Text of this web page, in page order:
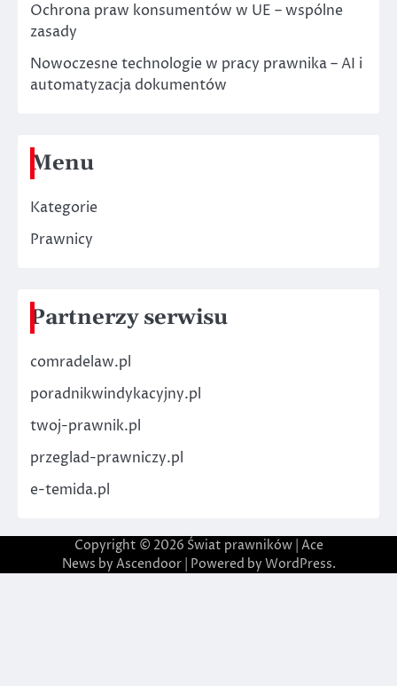
Ochrona praw konsumentów w UE – wspólne
zasady
Nowoczesne technologie w pracy prawnika – AI i
automatyzacja dokumentów
Menu
Kategorie
Prawnicy
Partnerzy serwisu
comradelaw.pl
poradnikwindykacyjny.pl
twoj-prawnik.pl
przeglad-prawniczy.pl
e-temida.pl
Copyright © 2026 Świat prawników| Ace
News by Ascendoor| Powered by WordPress.